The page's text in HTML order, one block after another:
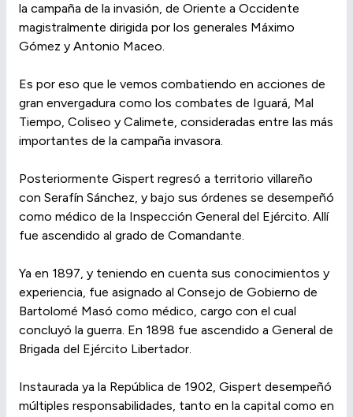
la campaña de la invasión, de Oriente a Occidente
magistralmente dirigida por los generales Máximo
Gómez y Antonio Maceo.
Es por eso que le vemos combatiendo en acciones de
gran envergadura como los combates de Iguará, Mal
Tiempo, Coliseo y Calimete, consideradas entre las más
importantes de la campaña invasora.
Posteriormente Gispert regresó a territorio villareño
con Serafín Sánchez, y bajo sus órdenes se desempeñó
como médico de la Inspección General del Ejército. Allí
fue ascendido al grado de Comandante.
Ya en 1897, y teniendo en cuenta sus conocimientos y
experiencia, fue asignado al Consejo de Gobierno de
Bartolomé Masó como médico, cargo con el cual
concluyó la guerra. En 1898 fue ascendido a General de
Brigada del Ejército Libertador.
Instaurada ya la República de 1902, Gispert desempeñó
múltiples responsabilidades, tanto en la capital como en